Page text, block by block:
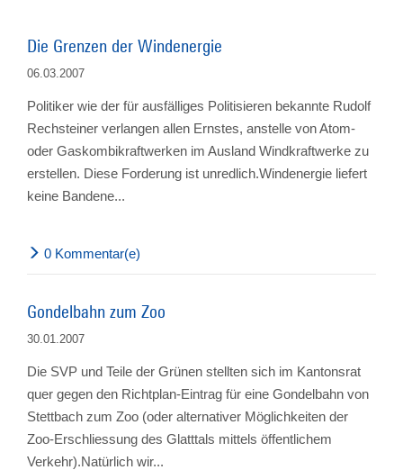
Die Grenzen der Windenergie
06.03.2007
Politiker wie der für ausfälliges Politisieren bekannte Rudolf
Rechsteiner verlangen allen Ernstes, anstelle von Atom-
oder Gaskombikraftwerken im Ausland Windkraftwerke zu
erstellen. Diese Forderung ist unredlich.Windenergie liefert
keine Bandene...
0 Kommentar(e)
Gondelbahn zum Zoo
30.01.2007
Die SVP und Teile der Grünen stellten sich im Kantonsrat
quer gegen den Richtplan-Eintrag für eine Gondelbahn von
Stettbach zum Zoo (oder alternativer Möglichkeiten der
Zoo-Erschliessung des Glatttals mittels öffentlichem
Verkehr).Natürlich wir...